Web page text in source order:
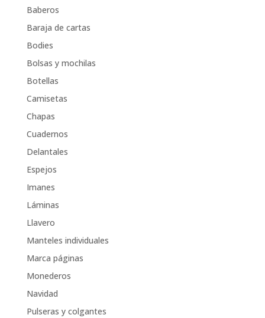
Baberos
Baraja de cartas
Bodies
Bolsas y mochilas
Botellas
Camisetas
Chapas
Cuadernos
Delantales
Espejos
Imanes
Láminas
Llavero
Manteles individuales
Marca páginas
Monederos
Navidad
Pulseras y colgantes